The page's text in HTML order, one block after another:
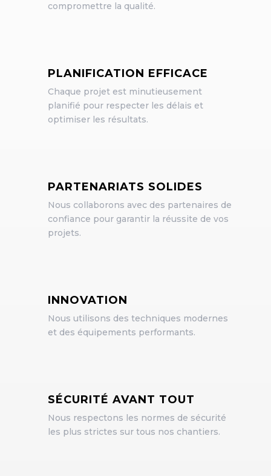
compromettre la qualité.
PLANIFICATION EFFICACE
Chaque projet est minutieusement
planifié pour respecter les délais et
optimiser les résultats.
PARTENARIATS SOLIDES
Nous collaborons avec des partenaires de
confiance pour garantir la réussite de vos
projets.
INNOVATION
Nous utilisons des techniques modernes
et des équipements performants.
SÉCURITÉ AVANT TOUT
Nous respectons les normes de sécurité
les plus strictes sur tous nos chantiers.